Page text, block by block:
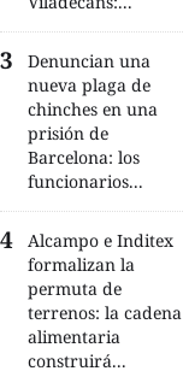
Denuncian una
nueva plaga de
chinches en una
prisión de
Barcelona: los
funcionarios...
Alcampo e Inditex
formalizan la
permuta de
terrenos: la cadena
alimentaria
construirá...